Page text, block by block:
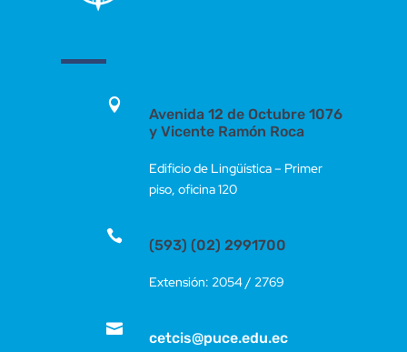

Avenida 12 de Octubre 1076
y Vicente Ramón Roca
Edificio de Lingüística – Primer
piso, oficina 120

(593) (02) 2991700
Extensión: 2054 / 2769

cetcis@puce.edu.ec